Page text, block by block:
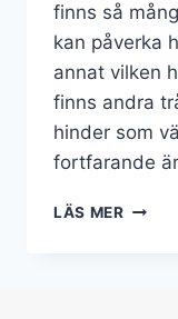
finns så
kan påverka
annat vilken
finns andra
hinder som
fortfarande
LÄS MERJAG